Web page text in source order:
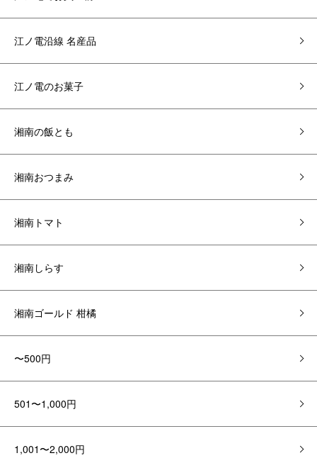
江ノ電沿線 名産品
江ノ電のお菓子
湘南の飯とも
湘南おつまみ
湘南トマト
湘南しらす
湘南ゴールド 柑橘
〜500円
501〜1,000円
1,001〜2,000円